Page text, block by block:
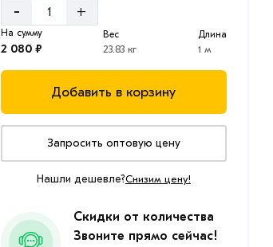
- +
На сумму
2 080 ₽
Вес
23.83 кг
Длина
1 м
Добавить в корзину
Запросить оптовую цену
Нашли дешевле?Снизим цену!
Скидки от количества
Звоните прямо сейчас!